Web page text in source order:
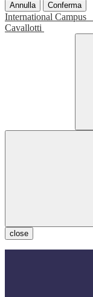
Annulla Conferma
International Campus
Cavallotti
close